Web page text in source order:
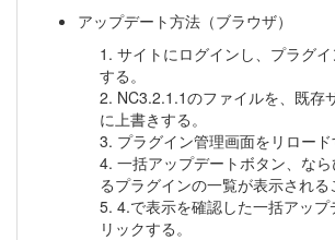
アップデート方法（ブラウザ）
1. サイトにログインし、プラグ
する。
2. NC3.2.1.1のファイルを、既存
に上書きする。
3. プラグイン管理画面をリロード
4. 一括アップデートボタン、な
るプラグインの一覧が表示される
5. 4.で表示を確認した一括アップ
リックする。